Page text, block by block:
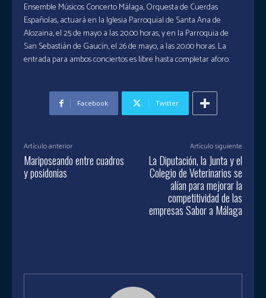
Ensemble Músicos Concerto Málaga, Orquesta de Cuerdas
Españolas, actuará en la Iglesia Parroquial de Santa Ana de
Alozaina, el 25 de mayo a las 20.00 horas, y en la Parroquia de
San Sebastián de Gaucín, el 26 de mayo, a las 20.00 horas. La
entrada para ambos conciertos es libre hasta completar aforo.
Facebook Twitter
Artículo anterior
Mariposeando entre cuadros
y posidonias
Artículo siguiente
La Diputación, la Junta y el
Colegio de Veterinarios se
alían para mejorar la
competitividad de las
empresas Sabor a Málaga